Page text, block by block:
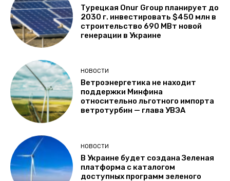
Турецкая Onur Group планирует до
2030 г. инвестировать $450 млн в
строительство 690 МВт новой
генерации в Украине
НОВОСТИ
Ветроэнергетика не находит
поддержки Минфина
относительно льготного импорта
ветротурбин — глава УВЭА
НОВОСТИ
В Украине будет создана Зеленая
платформа с каталогом
доступных программ зеленого